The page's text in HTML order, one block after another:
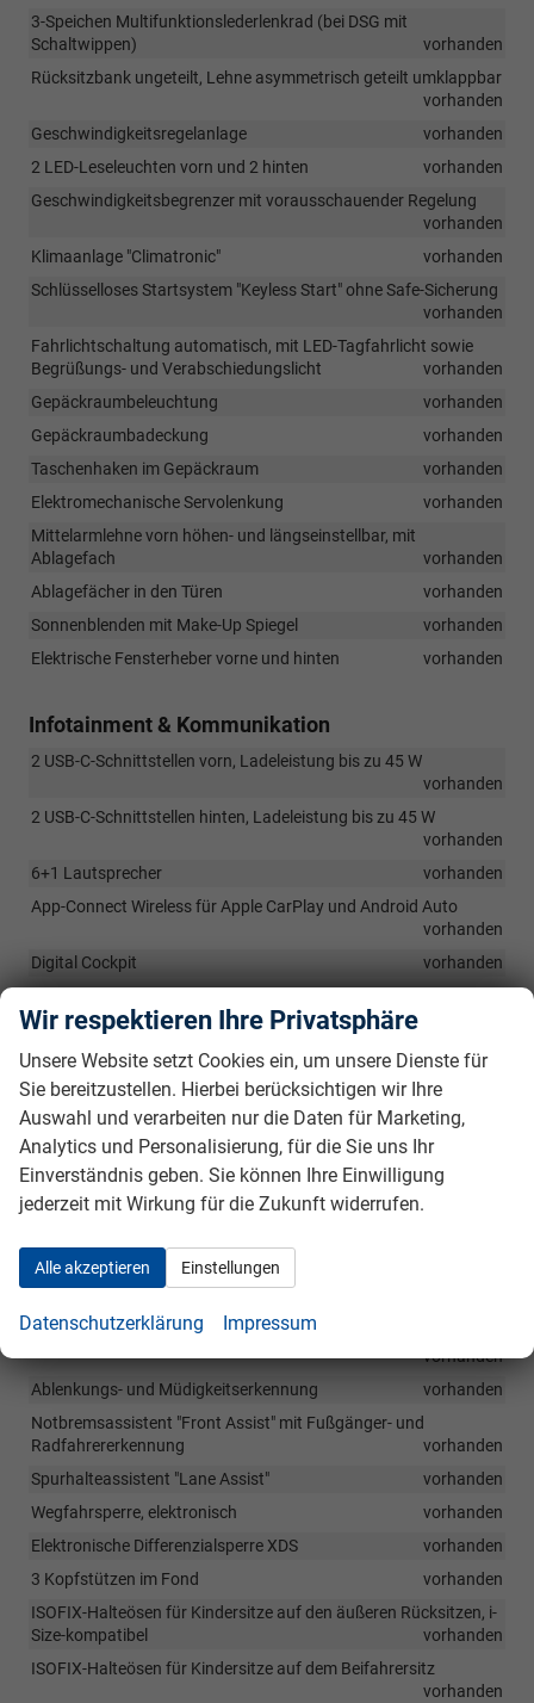
3-Speichen Multifunktionslederlenkrad (bei DSG mit
Schaltwippen)
vorhanden
Rücksitzbank ungeteilt, Lehne asymmetrisch geteilt umklappbar
vorhanden
Geschwindigkeitsregelanlage
vorhanden
2 LED-Leseleuchten vorn und 2 hinten
vorhanden
Geschwindigkeitsbegrenzer mit vorausschauender Regelung
vorhanden
Klimaanlage "Climatronic"
vorhanden
Schlüsselloses Startsystem "Keyless Start" ohne Safe-Sicherung
vorhanden
Fahrlichtschaltung automatisch, mit LED-Tagfahrlicht sowie
Begrüßungs- und Verabschiedungslicht
vorhanden
Gepäckraumbeleuchtung
vorhanden
Gepäckraumbadeckung
vorhanden
Taschenhaken im Gepäckraum
vorhanden
Elektromechanische Servolenkung
vorhanden
Mittelarmlehne vorn höhen- und längseinstellbar, mit
Ablagefach
vorhanden
Ablagefächer in den Türen
vorhanden
Sonnenblenden mit Make-Up Spiegel
vorhanden
Elektrische Fensterheber vorne und hinten
vorhanden
Infotainment & Kommunikation
2 USB-C-Schnittstellen vorn, Ladeleistung bis zu 45 W
vorhanden
2 USB-C-Schnittstellen hinten, Ladeleistung bis zu 45 W
vorhanden
6+1 Lautsprecher
vorhanden
App-Connect Wireless für Apple CarPlay und Android Auto
vorhanden
Digital Cockpit
vorhanden
Telefonschnittstelle (Bluetooth-Freisprecheinrichtung)
vorhanden
10,3" Infotainment-System mit Touchdisplay
vorhanden
12-V-Steckdose im Gepäckraum
vorhanden
Nichtraucherausführung - Ablagefach und 12-V-Steckdose vorn
vorhanden
Spurwechselassistent "Side Assist", Ausparkassistent und
Abbiegebremsfunktion und Ausweichunterstützung
vorhanden
Ablenkungs- und Müdigkeitserkennung
vorhanden
Notbremsassistent "Front Assist" mit Fußgänger- und
Radfahrererkennung
vorhanden
Spurhalteassistent "Lane Assist"
vorhanden
Wegfahrsperre, elektronisch
vorhanden
Elektronische Differenzialsperre XDS
vorhanden
3 Kopfstützen im Fond
vorhanden
ISOFIX-Halteösen für Kindersitze auf den äußeren Rücksitzen, i-
Size-kompatibel
vorhanden
ISOFIX-Halteösen für Kindersitze auf dem Beifahrersitz
vorhanden
Wir respektieren Ihre Privatsphäre
Unsere Website setzt Cookies ein, um unsere Dienste für
Sie bereitzustellen. Hierbei berücksichtigen wir Ihre
Auswahl und verarbeiten nur die Daten für Marketing,
Analytics und Personalisierung, für die Sie uns Ihr
Einverständnis geben. Sie können Ihre Einwilligung
jederzeit mit Wirkung für die Zukunft widerrufen.
Alle akzeptieren Einstellungen
Datenschutzerklärung Impressum